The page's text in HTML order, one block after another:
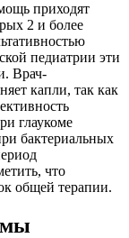
приходят
2 и более
педиатрии эти
Врач-
капли, так как
глаукоме
бактериальных
что
общей терапии.